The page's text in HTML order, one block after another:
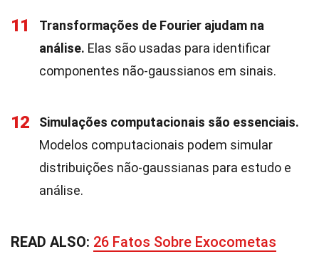
11
Transformações de Fourier ajudam na
análise. Elas são usadas para identificar
componentes não-gaussianos em sinais.
12
Simulações computacionais são essenciais.
Modelos computacionais podem simular
distribuições não-gaussianas para estudo e
análise.
READ ALSO: 26 Fatos Sobre Exocometas